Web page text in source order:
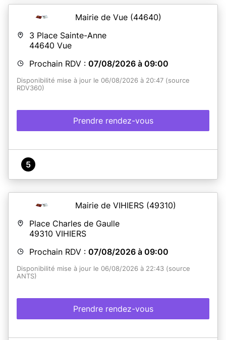
vous proposer un rendez-vous plus tôt.
De nouveaux créneaux sont ouverts régulièrement,
nous vous invitons donc à vous reconnecter
régulièrement.
Tout dossier incomplet entraînera un nouveau rendez-
décembre 2013 sont prolongées automatiquement de 5
ans (sauf pour les mineurs).
1 - Prendre votre rendez-vous en ligne
(https://www.saint-viaud.fr/)
2 - Assurez-vous d'avoir un dossier complet lors de votre
www.service-public.fr, privilégiez la pré-demande en
ligne sur le site ANTS).
En savoir plus
Mairie de Vue (44640)
3 Place Sainte-Anne
44640 Vue
Prochain RDV : 07/08/2026 à 09:00
Disponibilité mise à jour le 06/08/2026 à 20:47 (source
RDV360)
Prendre rendez-vous
5
Mairie de VIHIERS (49310)
Place Charles de Gaulle
49310 VIHIERS
Prochain RDV : 07/08/2026 à 09:00
Disponibilité mise à jour le 06/08/2026 à 22:43 (source
ANTS)
Prendre rendez-vous